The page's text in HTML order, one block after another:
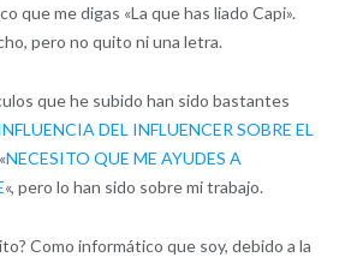
que me digas «La que has liado Capi».
pero no quito ni una letra.
que he subido han sido bastantes
DEL INFLUENCER SOBRE EL
NECESITO QUE ME AYUDES A
«, pero lo han sido sobre mi trabajo.
Como informático que soy, debido a la